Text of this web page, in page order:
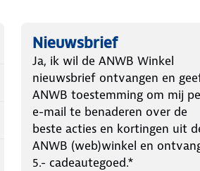
Nieuwsbrief
Ja, ik wil de ANWB Winkel
nieuwsbrief ontvangen en
ANWB toestemming om mij
e-mail te benaderen over de
beste acties en kortingen uit
ANWB (web)winkel en
5.- cadeautegoed.*